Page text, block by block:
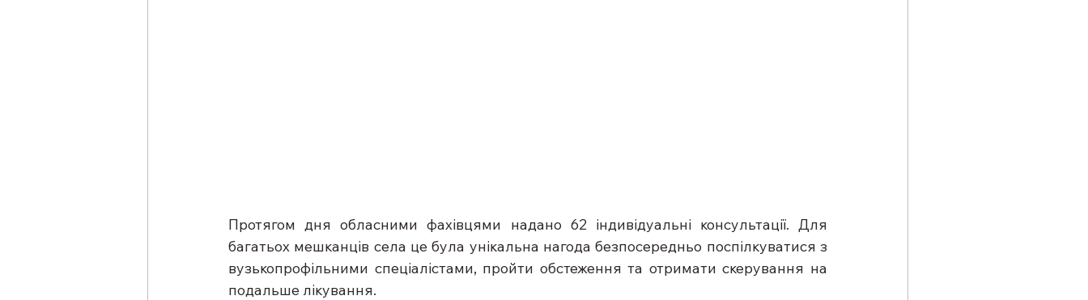
Протягом дня обласними фахівцями надано 62 індивідуальні консультації. Для
багатьох мешканців села це була унікальна нагода безпосередньо поспілкуватися з
вузькопрофільними спеціалістами, пройти обстеження та отримати скерування на
подальше лікування.